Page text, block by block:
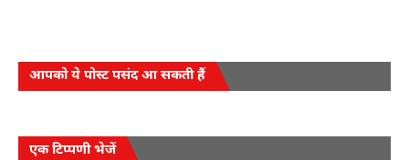
आपको ये पोस्ट पसंद आ सकती हैं
एक टिप्पणी भेजें